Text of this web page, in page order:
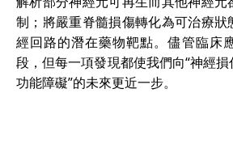
制；將嚴重脊髓損傷轉化為可治療狀
經回路的潛在藥物靶點。儘管臨床
段，但每一項發現都使我們向“神經
功能障礙”的未來更近一步。